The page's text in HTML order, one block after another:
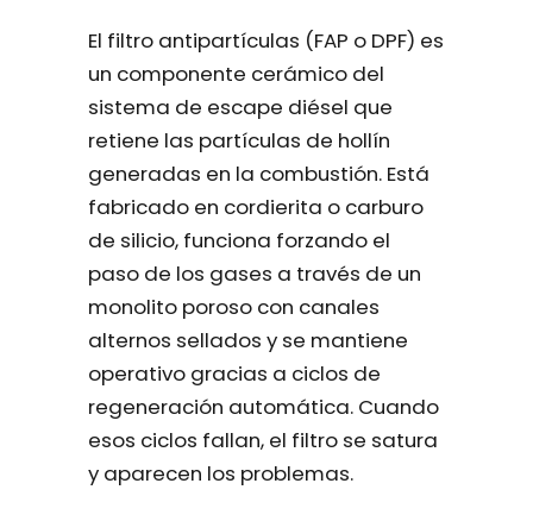
El filtro antipartículas (FAP o DPF) es
un componente cerámico del
sistema de escape diésel que
retiene las partículas de hollín
generadas en la combustión. Está
fabricado en cordierita o carburo
de silicio, funciona forzando el
paso de los gases a través de un
monolito poroso con canales
alternos sellados y se mantiene
operativo gracias a ciclos de
regeneración automática. Cuando
esos ciclos fallan, el filtro se satura
y aparecen los problemas.